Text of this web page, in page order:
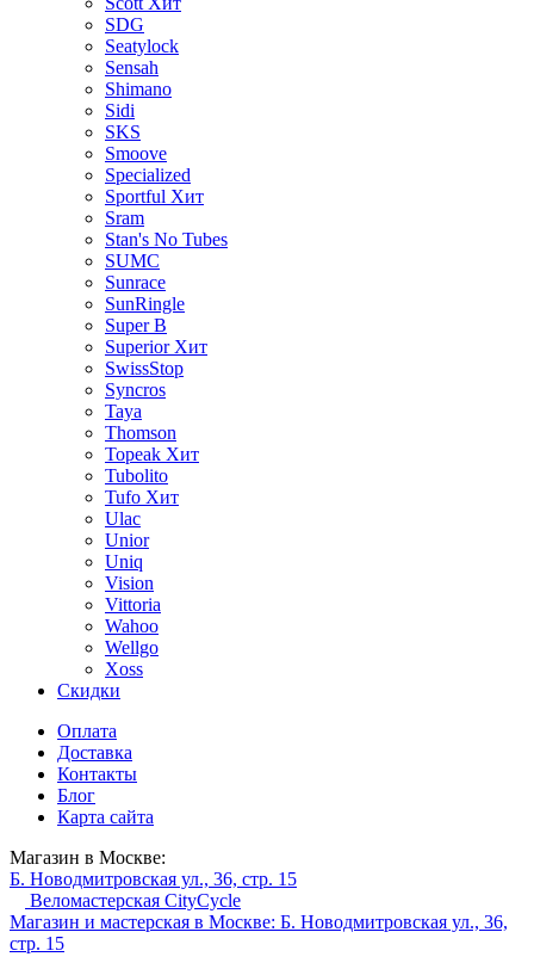
SDG
Seatylock
Sensah
Shimano
Sidi
SKS
Smoove
Specialized
Sportful Хит
Sram
Stan's No Tubes
SUMC
Sunrace
SunRingle
Super B
Superior Хит
SwissStop
Syncros
Taya
Thomson
Topeak Хит
Tubolito
Tufo Хит
Ulac
Unior
Uniq
Vision
Vittoria
Wahoo
Wellgo
Xoss
Скидки
Оплата
Доставка
Контакты
Блог
Карта сайта
Магазин в Москве:
Б. Новодмитровская ул., 36, стр. 15
Веломастерская CityCycle
Магазин и мастерская в Москве: Б. Новодмитровская ул., 36,
стр. 15